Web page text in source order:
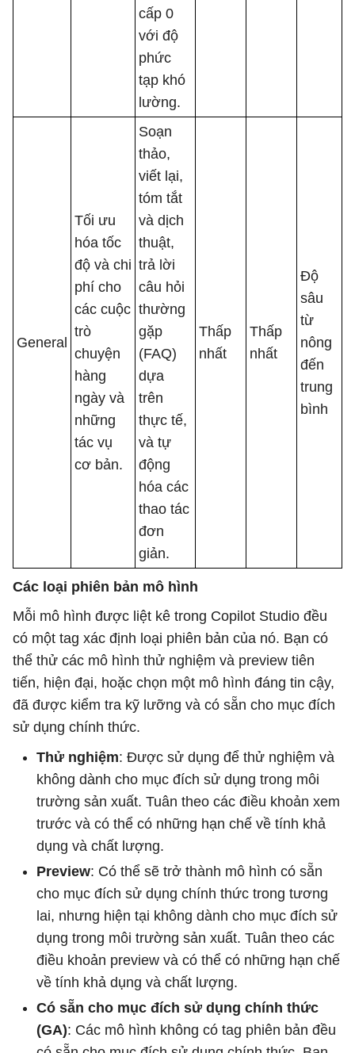
cấp 0
với độ
phức
tạp khó
lường.
General
Tối ưu
hóa tốc
độ và chi
phí cho
các cuộc
trò
chuyện
hàng
ngày và
những
tác vụ
cơ bản.
Soạn
thảo,
viết lại,
tóm tắt
và dịch
thuật,
trả lời
câu hỏi
thường
gặp
(FAQ)
dựa
trên
thực tế,
và tự
động
hóa các
thao tác
đơn
giản.
Thấp
nhất
Thấp
nhất
Độ
sâu
từ
nông
đến
trung
bình
Các loại phiên bản mô hình
Mỗi mô hình được liệt kê trong Copilot Studio đều
có một tag xác định loại phiên bản của nó. Bạn có
thể thử các mô hình thử nghiệm và preview tiên
tiến, hiện đại, hoặc chọn một mô hình đáng tin cậy,
đã được kiểm tra kỹ lưỡng và có sẵn cho mục đích
sử dụng chính thức.
Thử nghiệm: Được sử dụng để thử nghiệm và
không dành cho mục đích sử dụng trong môi
trường sản xuất. Tuân theo các điều khoản xem
trước và có thể có những hạn chế về tính khả
dụng và chất lượng.
Preview: Có thể sẽ trở thành mô hình có sẵn
cho mục đích sử dụng chính thức trong tương
lai, nhưng hiện tại không dành cho mục đích sử
dụng trong môi trường sản xuất. Tuân theo các
điều khoản preview và có thể có những hạn chế
về tính khả dụng và chất lượng.
Có sẵn cho mục đích sử dụng chính thức
(GA): Các mô hình không có tag phiên bản đều